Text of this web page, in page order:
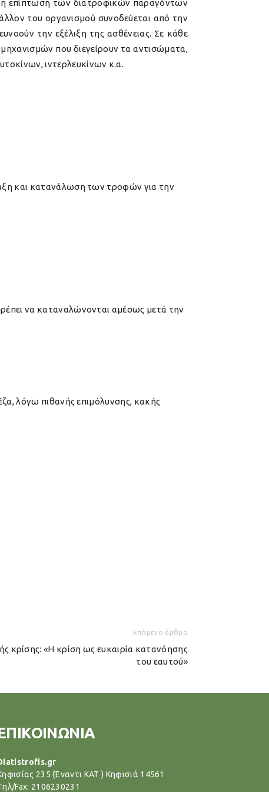
η επίπτωση των διατροφικών παραγόντων
του οργανισμού συνοδεύεται από την
την εξέλιξη της ασθένειας. Σε κάθε
που διεγείρουν τα αντισώματα,
ιντερλευκίνων κ.α.
και κατανάλωση των τροφών για την
να καταναλώνονται αμέσως μετά την
λόγω πιθανής επιμόλυνσης, κακής
Επόμενο άρθρο
κρίσης: «Η κρίση ως ευκαιρία κατανόησης
του εαυτού»
235 (Έναντι ΚΑΤ ) Κηφισιά 14561
Fax: 2106230231